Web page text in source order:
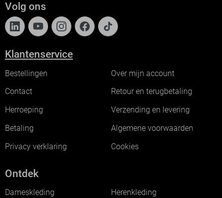
Volg ons
Klantenservice
Bestellingen
Over mijn account
Contact
Retour en terugbetaling
Herroeping
Verzending en levering
Betaling
Algemene voorwaarden
Privacy verklaring
Cookies
Ontdek
Dameskleding
Herenkleding